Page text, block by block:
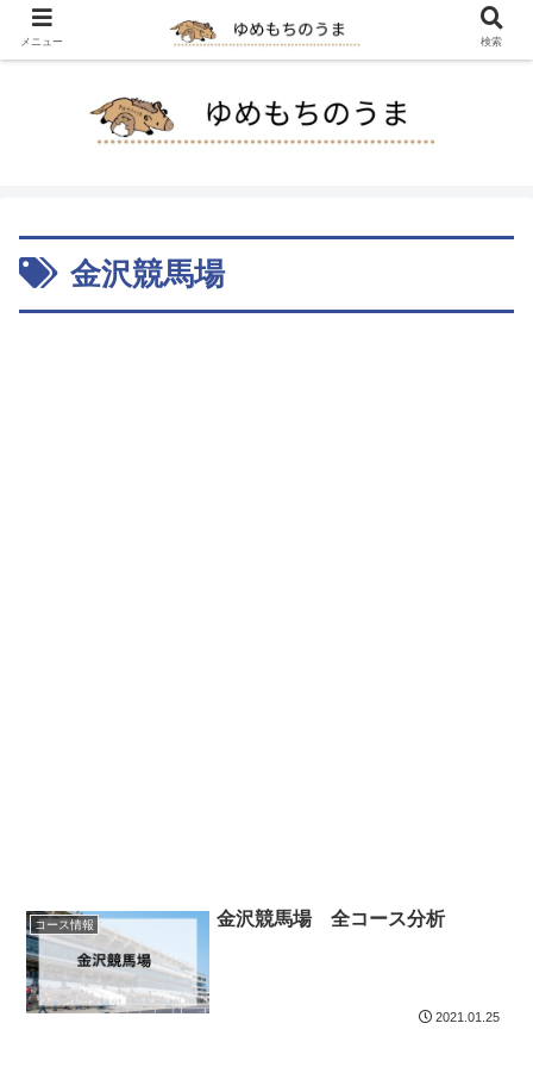
金沢競馬場
コース情報 金沢競馬場 全コース分析
2021.01.25
メニュー 検索